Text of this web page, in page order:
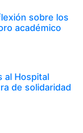
sobre los
académico
al Hospital
de solidaridad